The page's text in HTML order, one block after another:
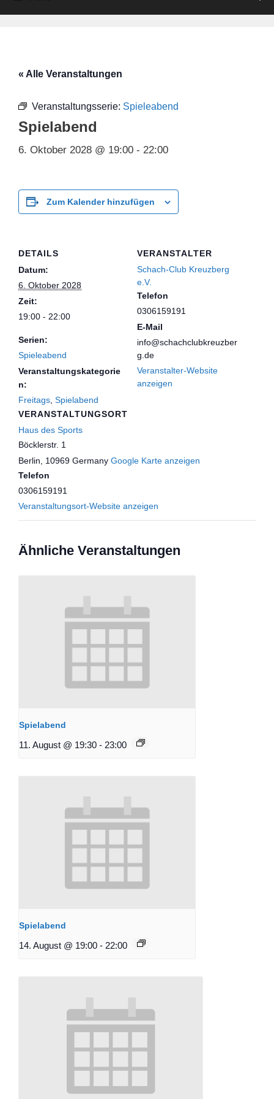
« Alle Veranstaltungen
Veranstaltungsserie: Spieleabend
Spielabend
6. Oktober 2028 @ 19:00 - 22:00
Zum Kalender hinzufügen
DETAILS
Datum:
6. Oktober 2028
Zeit:
19:00 - 22:00
Serien:
Spieleabend
Veranstaltungskategorie
n:
Freitags Spielabend
VERANSTALTUNGSORT
Haus des Sports
Böcklerstr. 1
Berlin
10969 Germany Google Karte anzeigen
Telefon
0306159191
Veranstaltungsort-Website anzeigen
VERANSTALTER
Schach-Club Kreuzberg
e.V.
Telefon
0306159191
E-Mail
info@schachclubkreuzber
g.de
Veranstalter-Website
anzeigen
Ähnliche Veranstaltungen
Spielabend
11. August @ 19:30 - 23:00
Spielabend
14. August @ 19:00 - 22:00